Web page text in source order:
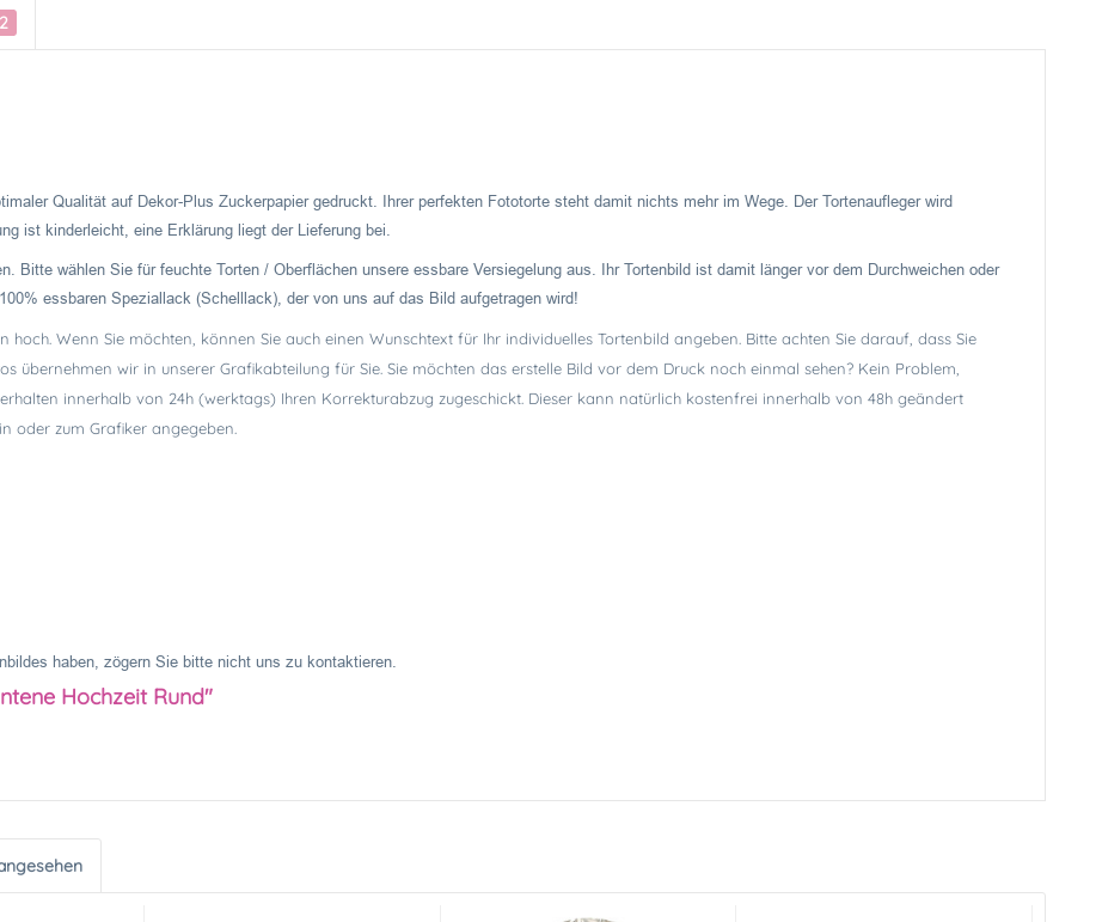
2
Qualität auf Dekor-Plus Zuckerpapier gedruckt. Ihrer perfekten Fototorte steht damit nichts mehr im Wege. Der Tortenaufleger wird
ist kinderleicht, eine Erklärung liegt der Lieferung bei.
Bitte wählen Sie für feuchte Torten / Oberflächen unsere essbare Versiegelung aus. Ihr Tortenbild ist damit länger vor dem Durchweichen oder
essbaren Speziallack (Schelllack), der von uns auf das Bild aufgetragen wird!
Wenn Sie möchten, können Sie auch einen Wunschtext für Ihr individuelles Tortenbild angeben. Bitte achten Sie darauf, dass Sie
übernehmen wir in unserer Grafikabteilung für Sie. Sie möchten das erstelle Bild vor dem Druck noch einmal sehen? Kein Problem,
innerhalb von 24h (werktags) Ihren Korrekturabzug zugeschickt. Dieser kann natürlich kostenfrei innerhalb von 48h geändert
oder zum Grafiker angegeben.
haben, zögern Sie bitte nicht uns zu kontaktieren.
Hochzeit Rund"